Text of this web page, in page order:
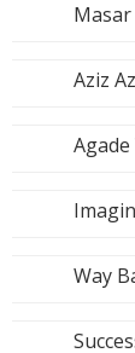
Masar
Aziz
Agade
Way